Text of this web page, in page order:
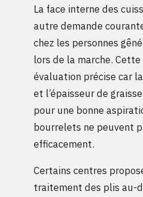
La face interne des
autre demande
chez les personnes
lors de la marche.
évaluation précise car
et l’épaisseur de
pour une bonne
bourrelets ne peuvent
efficacement.
Certains centres
traitement des plis au-